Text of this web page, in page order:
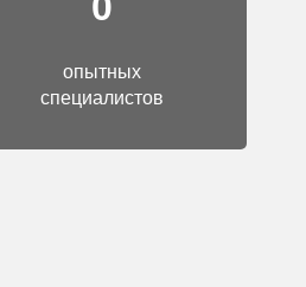
опытных
специалистов